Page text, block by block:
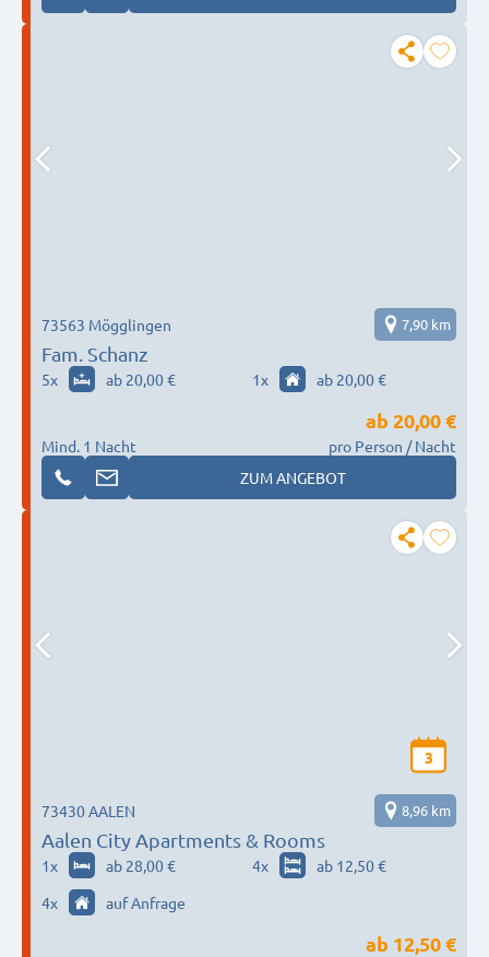
Fam. Schanz
73563 Mögglingen 7,90 km
5x ab 20,00 € 1x ab 20,00 €
Mind. 1 Nacht
ab 20,00 €
pro Person / Nacht
ZUM ANGEBOT
3
Aalen City Apartments & Rooms
73430 AALEN 8,96 km
1x ab 28,00 € 4x
ab 12,50 €
4x auf Anfrage
ab 12,50 €